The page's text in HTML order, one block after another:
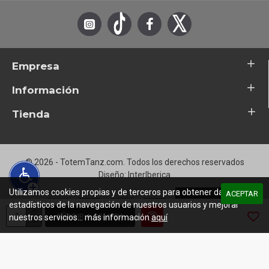
AÑADIR A COMPRA
2-5 I Remember John W. Coltrane
2-10 Winter Sadness
2-11 You Don't Have To Change
2-12 Messenger Of Wisdom
2-13 Free
2-14 Take My Heart
Empresa
Información
Tienda
© 2026 - TotemTanz.com. Todos los derechos reservados
Diseño: InterIberica
ACEPTAR
Utilizamos cookies propias y de terceros para obtener datos
estadísticos de la navegación de nuestros usuarios y mejorar
nuestros servicios... más informaciónaquí